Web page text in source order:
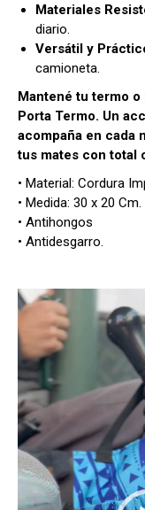
Materiales
diario.
Versátil y
camioneta.
Mantené tu termo
Porta Termo. Un
acompaña en cada
tus mates con total
• Material: Cordura
• Medida: 30 x 20 Cm.
• Antihongos
• Antidesgarro.
Reproductor
de
vídeo